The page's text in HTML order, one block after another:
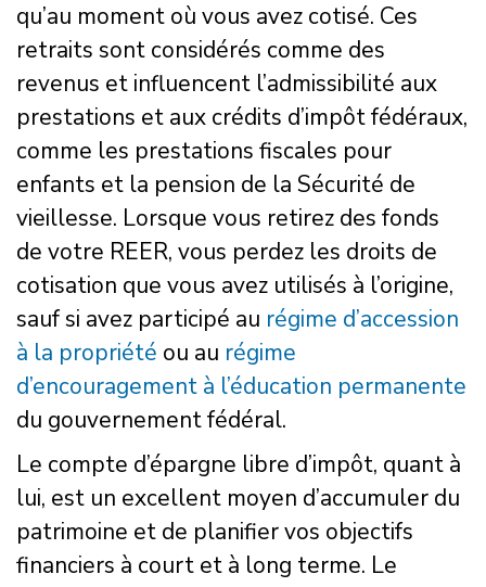
qu’au moment où vous avez cotisé. Ces
retraits sont considérés comme des
revenus et influencent l’admissibilité aux
prestations et aux crédits d’impôt fédéraux,
comme les prestations fiscales pour
enfants et la pension de la Sécurité de
vieillesse. Lorsque vous retirez des fonds
de votre REER, vous perdez les droits de
cotisation que vous avez utilisés à l’origine,
sauf si avez participé au régime d’accession
à la propriété ou au régime
d’encouragement à l’éducation permanente
du gouvernement fédéral.
Le compte d’épargne libre d’impôt, quant à
lui, est un excellent moyen d’accumuler du
patrimoine et de planifier vos objectifs
financiers à court et à long terme. Le